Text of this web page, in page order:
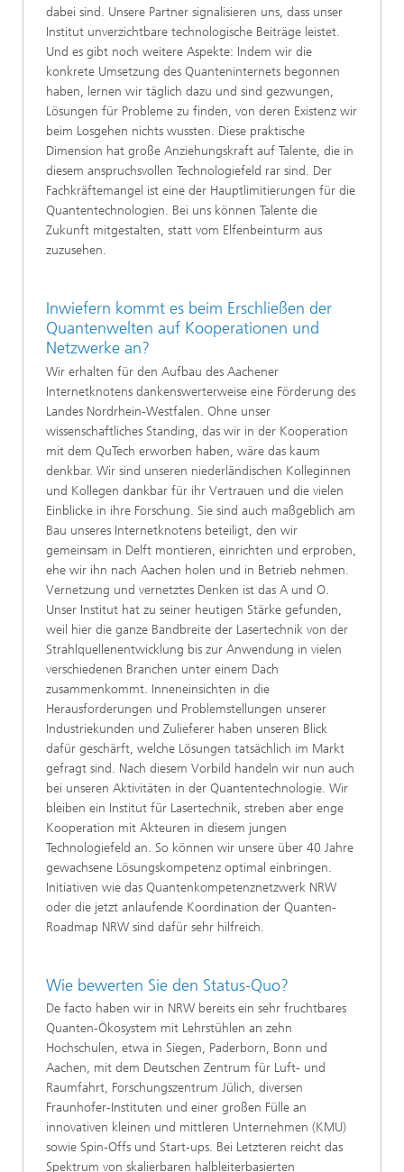
dabei sind. Unsere Partner signalisieren uns, dass unser
Institut unverzichtbare technologische Beiträge leistet.
Und es gibt noch weitere Aspekte: Indem wir die
konkrete Umsetzung des Quanteninternets begonnen
haben, lernen wir täglich dazu und sind gezwungen,
Lösungen für Probleme zu finden, von deren Existenz wir
beim Losgehen nichts wussten. Diese praktische
Dimension hat große Anziehungskraft auf Talente, die in
diesem anspruchsvollen Technologiefeld rar sind. Der
Fachkräftemangel ist eine der Hauptlimitierungen für die
Quantentechnologien. Bei uns können Talente die
Zukunft mitgestalten, statt vom Elfenbeinturm aus
zuzusehen.
Inwiefern kommt es beim Erschließen der
Quantenwelten auf Kooperationen und
Netzwerke an?
Wir erhalten für den Aufbau des Aachener
Internetknotens dankenswerterweise eine Förderung des
Landes Nordrhein-Westfalen. Ohne unser
wissenschaftliches Standing, das wir in der Kooperation
mit dem QuTech erworben haben, wäre das kaum
denkbar. Wir sind unseren niederländischen Kolleginnen
und Kollegen dankbar für ihr Vertrauen und die vielen
Einblicke in ihre Forschung. Sie sind auch maßgeblich am
Bau unseres Internetknotens beteiligt, den wir
gemeinsam in Delft montieren, einrichten und erproben,
ehe wir ihn nach Aachen holen und in Betrieb nehmen.
Vernetzung und vernetztes Denken ist das A und O.
Unser Institut hat zu seiner heutigen Stärke gefunden,
weil hier die ganze Bandbreite der Lasertechnik von der
Strahlquellenentwicklung bis zur Anwendung in vielen
verschiedenen Branchen unter einem Dach
zusammenkommt. Inneneinsichten in die
Herausforderungen und Problemstellungen unserer
Industriekunden und Zulieferer haben unseren Blick
dafür geschärft, welche Lösungen tatsächlich im Markt
gefragt sind. Nach diesem Vorbild handeln wir nun auch
bei unseren Aktivitäten in der Quantentechnologie. Wir
bleiben ein Institut für Lasertechnik, streben aber enge
Kooperation mit Akteuren in diesem jungen
Technologiefeld an. So können wir unsere über 40 Jahre
gewachsene Lösungskompetenz optimal einbringen.
Initiativen wie das Quantenkompetenznetzwerk NRW
oder die jetzt anlaufende Koordination der Quanten-
Roadmap NRW sind dafür sehr hilfreich.
Wie bewerten Sie den Status-Quo?
De facto haben wir in NRW bereits ein sehr fruchtbares
Quanten-Ökosystem mit Lehrstühlen an zehn
Hochschulen, etwa in Siegen, Paderborn, Bonn und
Aachen, mit dem Deutschen Zentrum für Luft- und
Raumfahrt, Forschungszentrum Jülich, diversen
Fraunhofer-Instituten und einer großen Fülle an
innovativen kleinen und mittleren Unternehmen (KMU)
sowie Spin-Offs und Start-ups. Bei Letzteren reicht das
Spektrum von skalierbaren halbleiterbasierten